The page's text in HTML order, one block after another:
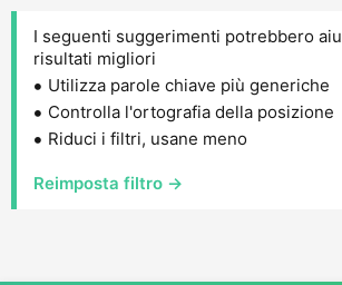
I seguenti suggerimenti potrebbero
risultati migliori
Utilizza parole chiave più generiche
Controlla l'ortografia della posizione
Riduci i filtri, usane meno
Reimposta filtro →